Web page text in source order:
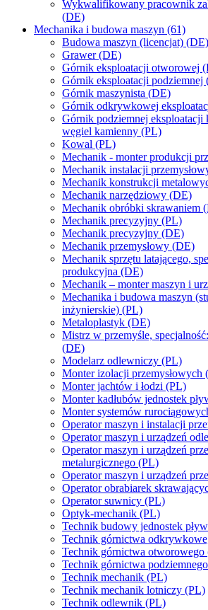
Wykwalifikowany pracownik
(DE)
Mechanika i budowa maszyn (61)
Budowa maszyn (licencjat) (DE)
Grawer (DE)
Górnik eksploatacji otworowej
Górnik eksploatacji podziemnej
Górnik maszynista (DE)
Górnik odkrywkowej
Górnik podziemnej
węgiel kamienny (PL)
Kowal (PL)
Mechanik - monter produkcji
Mechanik instalacji
Mechanik konstrukcji
Mechanik narzędziowy (DE)
Mechanik obróbki skrawaniem
Mechanik precyzyjny (PL)
Mechanik precyzyjny (DE)
Mechanik przemysłowy (DE)
Mechanik sprzętu latającego,
produkcyjna (DE)
Mechanik – monter maszyn i
Mechanika i budowa maszyn
inżynierskie) (PL)
Metaloplastyk (DE)
Mistrz w przemyśle,
(DE)
Modelarz odlewniczy (PL)
Monter izolacji przemysłowych
Monter jachtów i łodzi (PL)
Monter kadłubów jednostek
Monter systemów
Operator maszyn i instalacji
Operator maszyn i urządzeń
Operator maszyn i urządzeń
metalurgicznego (PL)
Operator maszyn i urządzeń
Operator obrabiarek
Operator suwnicy (PL)
Optyk-mechanik (PL)
Technik budowy jednostek
Technik górnictwa
Technik górnictwa otworowego
Technik górnictwa
Technik mechanik (PL)
Technik mechanik lotniczy (PL)
Technik odlewnik (PL)